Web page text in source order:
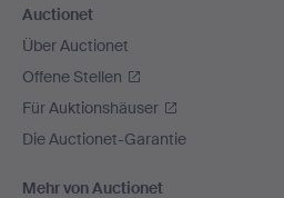
Auctionet
Über Auctionet
Offene Stellen
Für Auktionshäuser
Die Auctionet-Garantie
Mehr von Auctionet